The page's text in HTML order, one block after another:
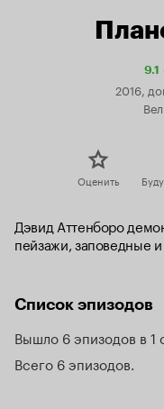
9.1
9.1
2016,
Оценить
Дэвид Аттенборо
пейзажи, заповедные
Список эпизодов
Вышло 6 эпизодов в 1
Всего 6 эпизодов